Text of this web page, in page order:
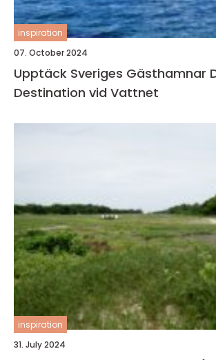
inspiration
07. October 2024
Upptäck Sveriges Gästhamnar Din Nästa
Destination vid Vattnet
inspiration
31. July 2024